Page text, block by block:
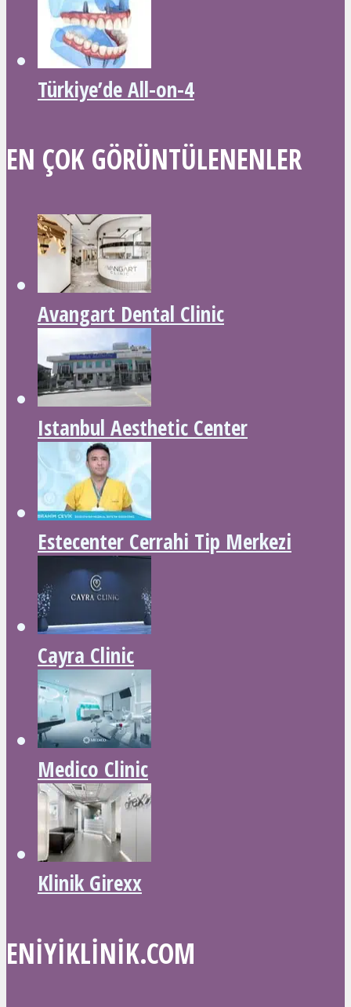
Türkiye’de All-on-4
EN ÇOK GÖRÜNTÜLENENLER
Avangart Dental Clinic
Istanbul Aesthetic Center
Estecenter Cerrahi Tip Merkezi
Cayra Clinic
Medico Clinic
Klinik Girexx
ENIYIKLINIK.COM